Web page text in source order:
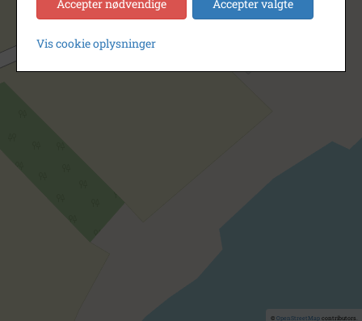
© OpenStreetMapcontributors.
Accepter nødvendige Accepter valgte
Vis cookie oplysninger